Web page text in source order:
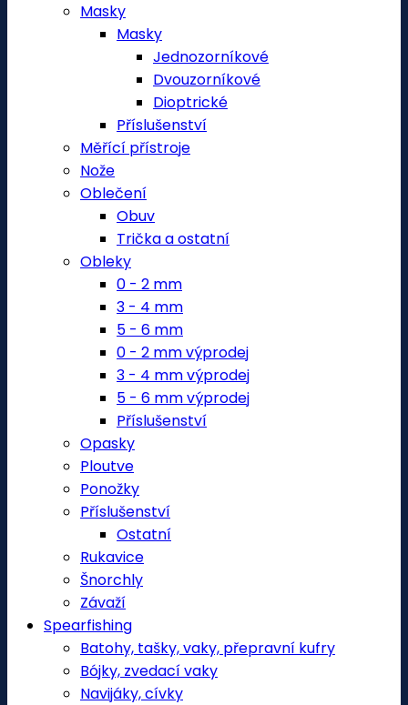
Masky
Masky
Jednozorníkové
Dvouzorníkové
Dioptrické
Příslušenství
Měřící přístroje
Nože
Oblečení
Obuv
Trička a ostatní
Obleky
0 - 2 mm
3 - 4 mm
5 - 6 mm
0 - 2 mm výprodej
3 - 4 mm výprodej
5 - 6 mm výprodej
Příslušenství
Opasky
Ploutve
Ponožky
Příslušenství
Ostatní
Rukavice
Šnorchly
Závaží
Spearfishing
Batohy, tašky, vaky, přepravní kufry
Bójky, zvedací vaky
Navijáky, cívky